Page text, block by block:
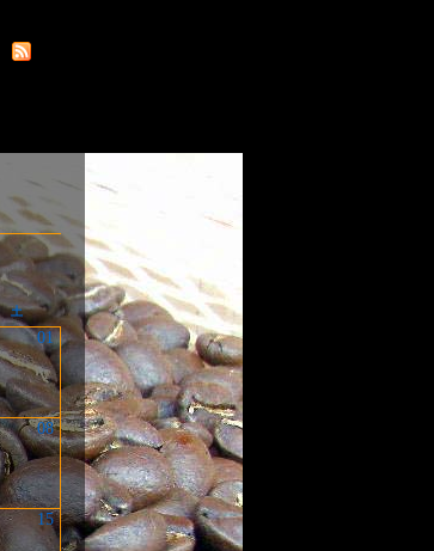
土
01
08
15